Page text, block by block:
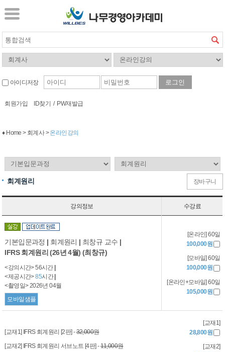
아이디저장
회원가입 ID찾기 / PW재발급
♦ Home > 회계사 >온라인강의
회계원리 장바구니
강의정보 수강료
기본입문과정 | 회계원리 | 최창규 교수 |
IFRS 회계원리 (26년 4월) (최창규)
<강의시간> 56시간
<제공시간>85시간
<촬영일> 2026년 04월
모바일샘플
[온라인] 60일
100,000원
[모바일] 60일
100,000원
[온라인+모바일] 60일
105,000원
[교재1] IFRS 회계원리 [2판] -32,000원
[교재2] IFRS 회계원리 서브노트 [4판] -11,000원
[교재1]
28,800원
[교재2]